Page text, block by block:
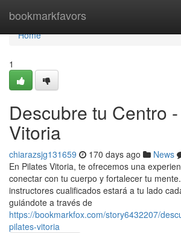
bookmarkfavors
Home
Home
1
Descubre tu Centro
Vitoria
chiarazsjg131659 170 days ago News
En Pilates Vitoria, te ofrecemos una
conectar con tu cuerpo y fortalecer tu
instructores cualificados estará a tu lado
guiándote a través de
https://bookmarkfox.com/story6432207/
pilates-vitoria